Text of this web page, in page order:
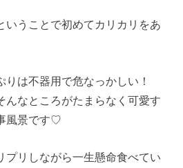
いうことで初めてカリカリをあ
は不器用で危なっかしい！
んなところがたまらなく可愛す
風景です♡
プリしながら一生懸命食べてい